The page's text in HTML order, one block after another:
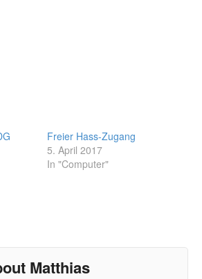
Freier Hass-Zugang
5. April 2017
In "Computer"
Matthias